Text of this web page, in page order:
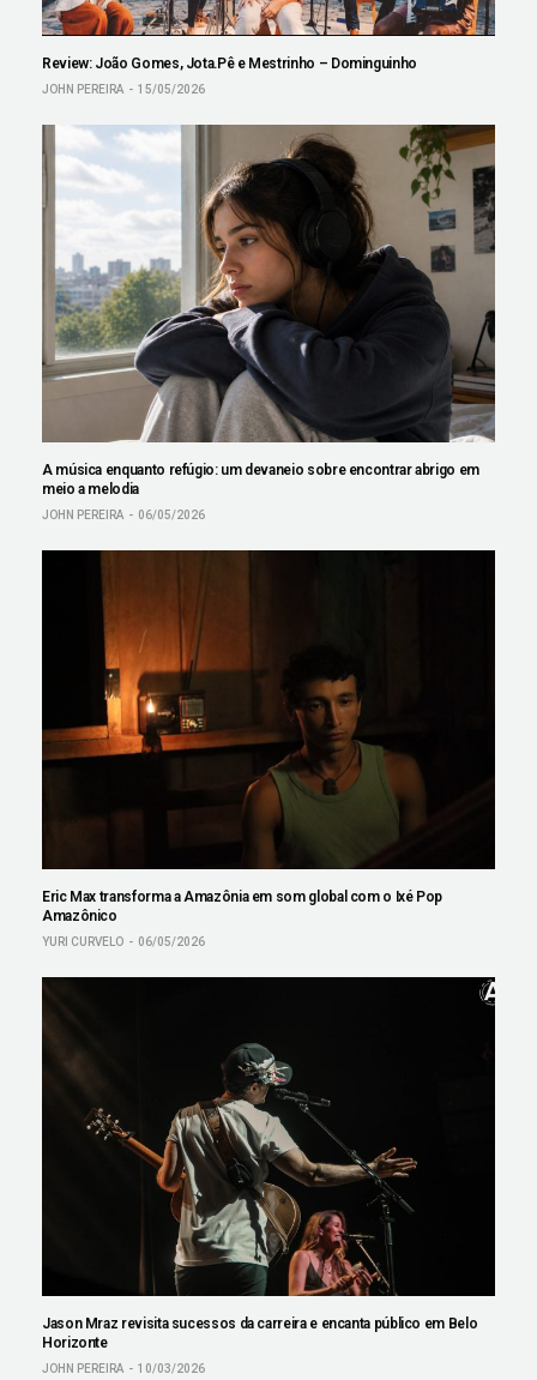
Review: João Gomes, Jota.Pê e Mestrinho – Dominguinho
JOHN PEREIRA 15/05/2026
A música enquanto refúgio: um devaneio sobre encontrar abrigo em
meio a melodia
JOHN PEREIRA 06/05/2026
Eric Max transforma a Amazônia em som global com o Ixé Pop
Amazônico
YURI CURVELO 06/05/2026
Jason Mraz revisita sucessos da carreira e encanta público em Belo
Horizonte
JOHN PEREIRA 10/03/2026